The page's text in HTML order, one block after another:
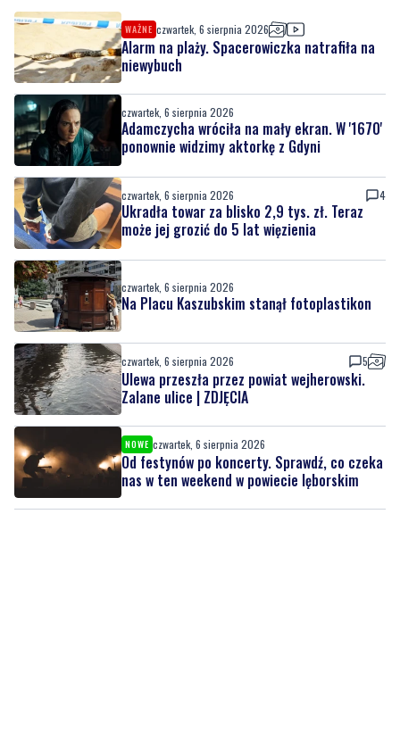
WAŻNE czwartek, 6 sierpnia 2026
Alarm na plaży. Spacerowiczka natrafiła na
niewybuch
czwartek, 6 sierpnia 2026
Adamczycha wróciła na mały ekran. W '1670'
ponownie widzimy aktorkę z Gdyni
czwartek, 6 sierpnia 2026 4
Ukradła towar za blisko 2,9 tys. zł. Teraz
może jej grozić do 5 lat więzienia
czwartek, 6 sierpnia 2026
Na Placu Kaszubskim stanął fotoplastikon
czwartek, 6 sierpnia 2026 5
Ulewa przeszła przez powiat wejherowski.
Zalane ulice | ZDJĘCIA
NOWE czwartek, 6 sierpnia 2026
Od festynów po koncerty. Sprawdź, co czeka
nas w ten weekend w powiecie lęborskim